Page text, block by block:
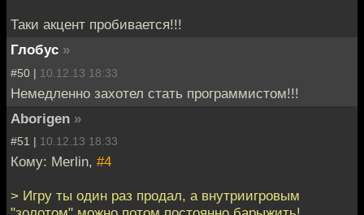
Таки акцент пробивается!!!
Глобус »
#50 | 10.12.13 18:33
Немедленно захотел стать программистом!!!
Aborigen »
#51 | 10.12.13 18:33
Кому: Merlin, #4
> Игру ты один раз продал, а внутриигровым